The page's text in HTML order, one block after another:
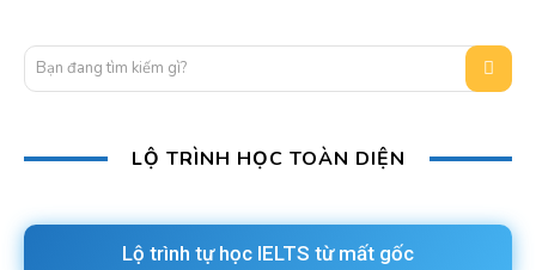
Bạn đang tìm kiếm gì?
LỘ TRÌNH HỌC TOÀN DIỆN
Lộ trình tự học IELTS từ mất gốc